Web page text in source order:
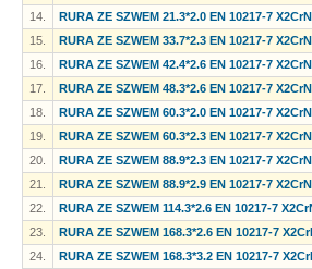
14.
RURA ZE SZWEM 21.3*2.0 EN 10217-7
15.
RURA ZE SZWEM 33.7*2.3 EN 10217-7
16.
RURA ZE SZWEM 42.4*2.6 EN 10217-7
17.
RURA ZE SZWEM 48.3*2.6 EN 10217-7
18.
RURA ZE SZWEM 60.3*2.0 EN 10217-7
19.
RURA ZE SZWEM 60.3*2.3 EN 10217-7
20.
RURA ZE SZWEM 88.9*2.3 EN 10217-7
21.
RURA ZE SZWEM 88.9*2.9 EN 10217-7
22.
RURA ZE SZWEM 114.3*2.6 EN 10217-7
23.
RURA ZE SZWEM 168.3*2.6 EN 10217-7
24.
RURA ZE SZWEM 168.3*3.2 EN 10217-7